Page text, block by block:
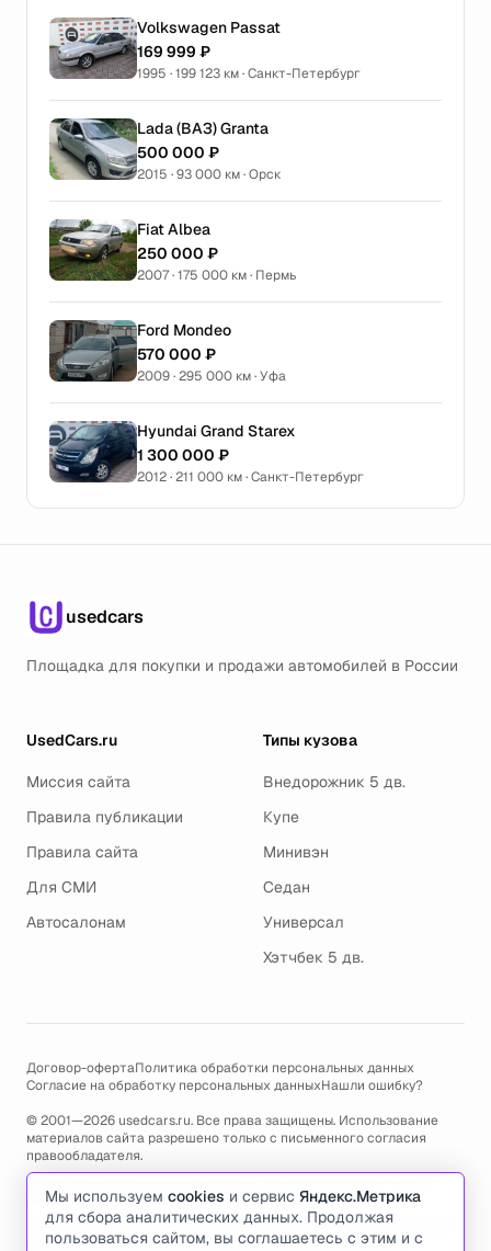
Volkswagen Passat
169 999 ₽
1995 · 199 123 км · Санкт-Петербург
Lada (ВАЗ) Granta
500 000 ₽
2015 · 93 000 км · Орск
Fiat Albea
250 000 ₽
2007 · 175 000 км · Пермь
Ford Mondeo
570 000 ₽
2009 · 295 000 км · Уфа
Hyundai Grand Starex
1 300 000 ₽
2012 · 211 000 км · Санкт-Петербург
usedcars
Площадка для покупки и продажи автомобилей в России
UsedCars.ru
Миссия сайта
Правила публикации
Правила сайта
Для СМИ
Автосалонам
Типы кузова
Внедорожник 5 дв.
Купе
Минивэн
Седан
Универсал
Хэтчбек 5 дв.
Договор-офертаПолитика обработки персональных данных
Согласие на обработку персональных данныхНашли ошибку?
© 2001—2026 usedcars.ru. Все права защищены. Использование
материалов сайта разрешено только с письменного согласия
правообладателя.
Пользуясь сайтом, вы соглашаетесь с использованием cookies и
политикой обработки персональных данных.
По всем вопросам связанным с работой сайта, ошибками, глюками
и проблемами обращайтесь по адресу электронной почты
Мы используем cookies и сервис Яндекс.Метрика
для сбора аналитических данных. Продолжая
пользоваться сайтом, вы соглашаетесь с этим и с